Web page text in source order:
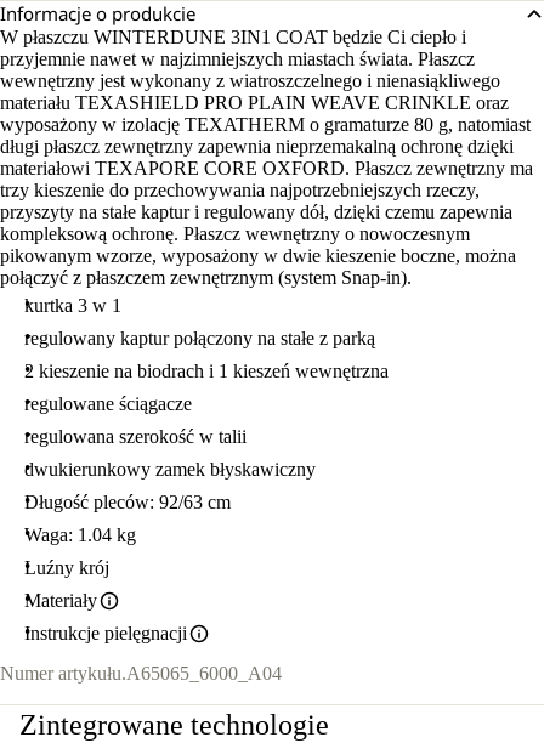
Informacje o produkcie
W płaszczu WINTERDUNE 3IN1 COAT będzie Ci ciepło i
przyjemnie nawet w najzimniejszych miastach świata. Płaszcz
wewnętrzny jest wykonany z wiatroszczelnego i nienasiąkliwego
materiału TEXASHIELD PRO PLAIN WEAVE CRINKLE oraz
wyposażony w izolację TEXATHERM o gramaturze 80 g, natomiast
długi płaszcz zewnętrzny zapewnia nieprzemakalną ochronę dzięki
materiałowi TEXAPORE CORE OXFORD. Płaszcz zewnętrzny ma
trzy kieszenie do przechowywania najpotrzebniejszych rzeczy,
przyszyty na stałe kaptur i regulowany dół, dzięki czemu zapewnia
kompleksową ochronę. Płaszcz wewnętrzny o nowoczesnym
pikowanym wzorze, wyposażony w dwie kieszenie boczne, można
połączyć z płaszczem zewnętrznym (system Snap-in).
kurtka 3 w 1
regulowany kaptur połączony na stałe z parką
2 kieszenie na biodrach i 1 kieszeń wewnętrzna
regulowane ściągacze
regulowana szerokość w talii
dwukierunkowy zamek błyskawiczny
Długość pleców: 92/63 cm
Waga: 1.04 kg
Luźny krój
Materiały
Instrukcje pielęgnacji
Numer artykułu.A65065_6000_A04
Zintegrowane technologie